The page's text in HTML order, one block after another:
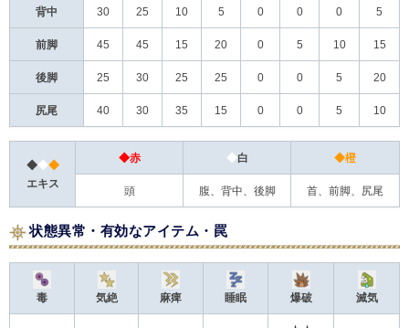
背中 30 25 10 5 0 0 0 5
前脚 45 45 15 20 0 5 10 15
後脚 25 30 25 25 0 0 5 20
尻尾 40 30 35 15 0 0 5 10
◆◆◆
エキス
◆赤 ◆白 ◆橙
頭 腹、背中、後脚 首、前脚、尻尾
状態異常・有効なアイテム・罠
毒 気絶 麻痺 睡眠 爆破 滅気